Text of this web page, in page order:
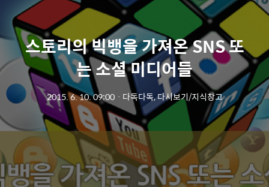
스토리의 빅뱅을 가져온 SNS 또
는 소셜 미디어들
2015. 6. 10. 09:00ㆍ 다독다독, 다시보기/지식창고